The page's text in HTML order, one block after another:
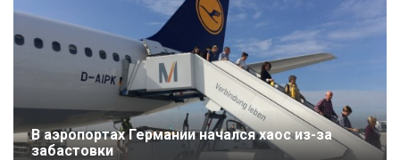
В аэропортах Германии начался хаос из-за
забастовки